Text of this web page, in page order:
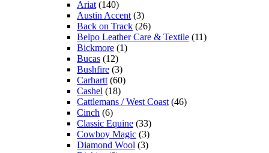
Ariat (140)
Austin Accent (3)
Back on Track (26)
Belpo Leather Care & Textile (11)
Bickmore (1)
Bucas (12)
Bushfire (3)
Carhartt (60)
Cashel (18)
Cattlemans / West Coast (46)
Cinch (6)
Classic Equine (33)
Cowboy Magic (3)
Diamond Wool (3)